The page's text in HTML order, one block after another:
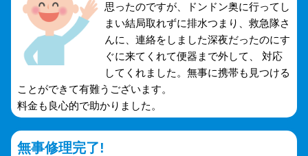
思ったのですが、ドンドン奥に行ってし
まい結局取れずに排水つまり、救急隊さ
んに、連絡をしました深夜だったのにす
ぐに来てくれて便器まで外して、 対応
してくれました。無事に携帯も見つける
ことができて有難うございます。
料金も良心的で助かりました。
無事修理完了!